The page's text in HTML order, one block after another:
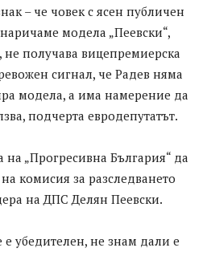
– че човек с ясен публичен
модела „Пеевски“,
получава вицепремиерска
сигнал, че Радев няма
модела, а има намерение да
подчерта евродепутатът.
на „Прогресивна България“ да
комисия за разследването
на ДПС Делян Пеевски.
убедителен, не знам дали е